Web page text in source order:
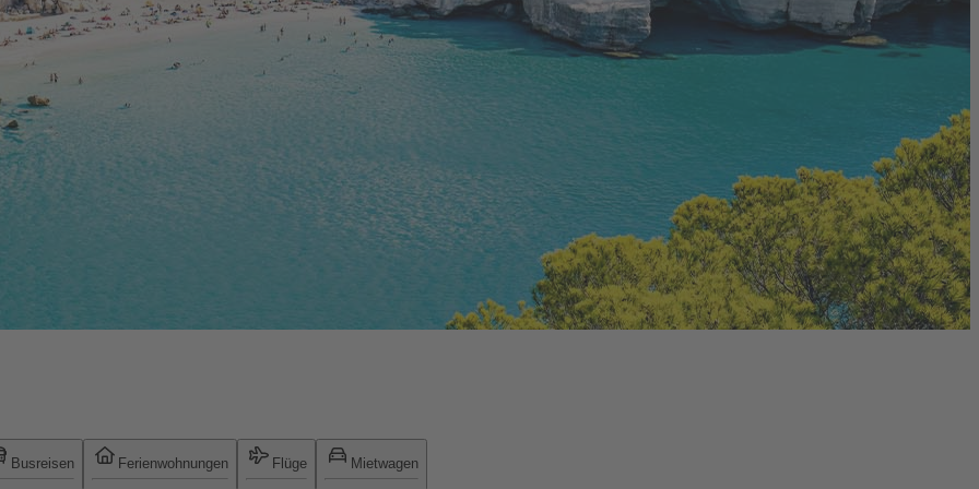
Busreisen Ferienwohnungen Flüge Mietwagen